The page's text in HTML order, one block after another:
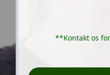
**Kontakt os